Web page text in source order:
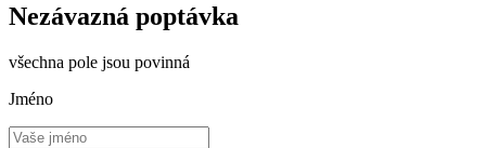
Nezávazná poptávka
všechna pole jsou povinná
Jméno